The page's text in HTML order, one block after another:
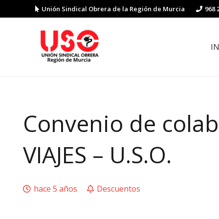
Unión Sindical Obrera de la Región de Murcia 968
Convenio de
VIAJES – U.S.O.
hace 5 años Descuentos